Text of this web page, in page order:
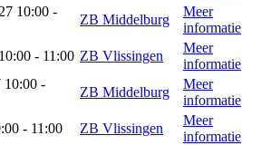
10:00 -
ZB Middelburg
Meer
informatie
- 11:00 ZB Vlissingen
Meer
informatie
10:00 -
ZB Middelburg
Meer
informatie
- 11:00
ZB Vlissingen
Meer
informatie